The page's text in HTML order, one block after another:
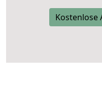
Kostenlose